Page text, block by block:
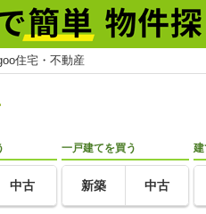
住宅・不動産
中古
一戸建てを買う
新築 中古
建